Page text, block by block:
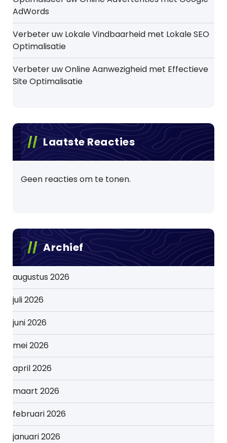
AdWords
Verbeter uw Lokale Vindbaarheid met Lokale SEO
Optimalisatie
Verbeter uw Online Aanwezigheid met Effectieve
Site Optimalisatie
Laatste Reacties
Geen reacties om te tonen.
Archief
augustus 2026
juli 2026
juni 2026
mei 2026
april 2026
maart 2026
februari 2026
januari 2026